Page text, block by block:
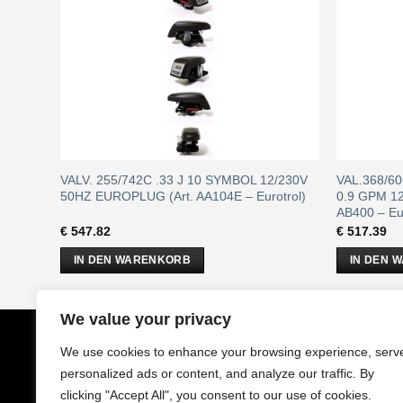
We value your privacy
We use cookies to enhance your browsing experience,
personalized ads or content, and analyze our traffic. By
clicking "Accept All", you consent to our use of cookies.
VALV. 255/742C .33 J 10 SYMBOL 12/230V
50HZ EUROPLUG (Art. AA104E – Eurotrol)
€547.82
IN DEN WARENKORB
VAL.368/
0.9 GPM
AB400 –
€ 517.39
IN DEN
CobrAmGmbH
Stuwerstraße 50/1
1020 Wien - Österreich
AGB